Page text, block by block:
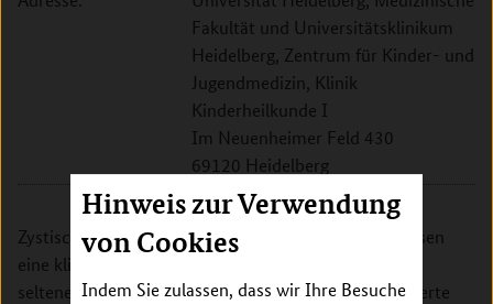
Hinweis zur Verwendung
von Cookies
Indem Sie zulassen, dass wir Ihre Besuche
Fakultät und Universitätsklinikum
Heidelberg, Zentrum für Kinder- und
Jugendmedizin, Klinik
Kinderheilkunde I
Im Neuenheimer Feld 430
69120 Heidelberg
Zystische Nierenerkrankungen im Kindesalter umfassen
eine klinisch und genetisch heterogene Gruppe von
seltenen Erkrankungen der Niere, denen eine veränderte